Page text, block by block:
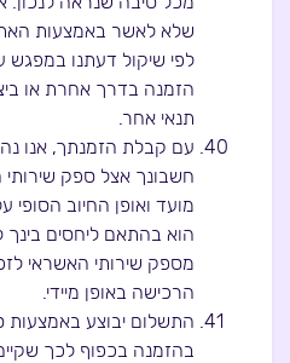
שלא לאשר באמצעות
לפי שיקול דעתנו
הזמנה בדרך אחרת או
תנאי אחר.
עם קבלת הזמנתך, אנו
חשבונך אצל ספק
מועד ואופן החיוב הסופי
הוא בהתאם ליחסים בינך
מספק שירותי האשראי
הרכישה באופן מיידי.
התשלום יבוצע באמצעות
בהזמנה בכפוף לכך